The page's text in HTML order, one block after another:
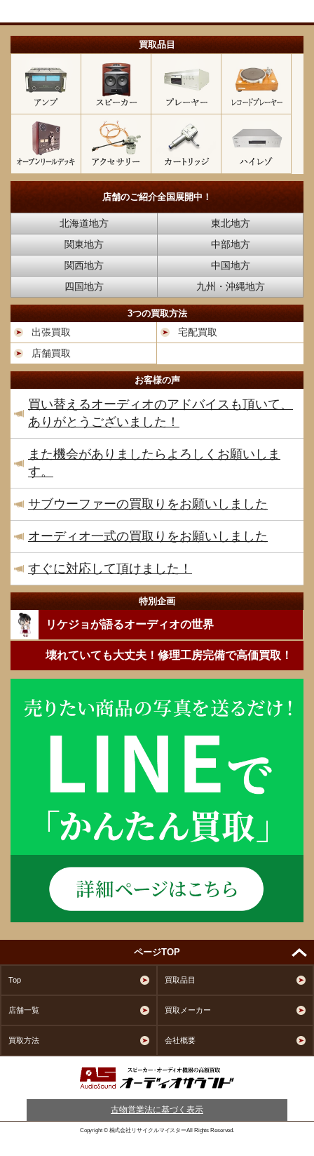
買取品目
店舗のご紹介全国展開中！
北海道地方
東北地方
関東地方
中部地方
関西地方
中国地方
四国地方
九州・沖縄地方
3つの買取方法
出張買取
宅配買取
店舗買取
お客様の声
買い替えるオーディオのアドバイスも頂いて、
ありがとうございました！
また機会がありましたらよろしくお願いしま
す。
サブウーファーの買取りをお願いしました
オーディオ一式の買取りをお願いしました
すぐに対応して頂けました！
特別企画
リケジョが語るオーディオの世界
壊れていても大丈夫！修理工房完備で高価買取！
ページTOP
Top 買取品目
店舗一覧 買取メーカー
買取方法 会社概要
古物営業法に基づく表示
Copyright © 株式会社リサイクルマイスターAll Rights Reserved.